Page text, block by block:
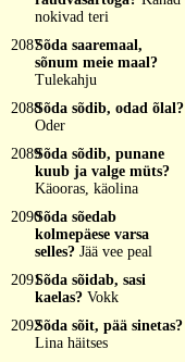
nokivad teri
2087Sõda saaremaal,
sõnum meie maal?
Tulekahju
2088Sõda sõdib, odad õlal?
Oder
2089Sõda sõdib, punane
kuub ja valge müts?
Käooras, käolina
2090Sõda sõedab
kolmepäese varsa
selles? Jää vee peal
2091Sõda sõidab, sasi
kaelas? Vokk
2092Sõda sõit, pää sinetas?
Lina häitses